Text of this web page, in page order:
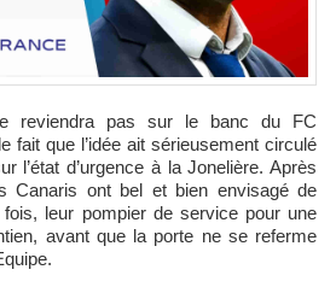
fait que l’idée ait sérieusement circulé
l’état d’urgence à la Jonelière. Après
Canaris ont bel et bien envisagé de
fois, leur pompier de service pour une
avant que la porte ne se referme